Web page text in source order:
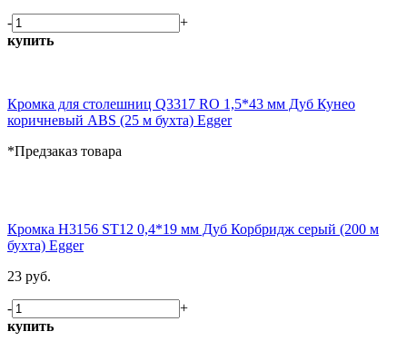
-
+
купить
Кромка для столешниц Q3317 RO 1,5*43 мм Дуб Кунео
коричневый ABS (25 м бухта) Egger
*Предзаказ товара
Кромка H3156 ST12 0,4*19 мм Дуб Корбридж серый (200 м
бухта) Egger
23 руб.
-
+
купить